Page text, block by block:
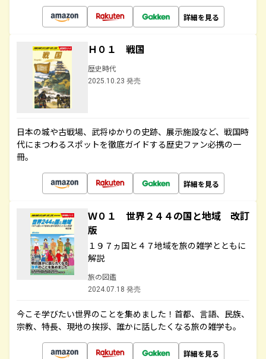
詳細を見る
Ｈ０１ 戦国
歴史時代
2025.10.23 発売
日本の城や古戦場、武将ゆかりの史跡、展示施設など、戦国時
代にまつわるスポットを徹底ガイドする歴史ファン必携の一
冊。
詳細を見る
Ｗ０１ 世界２４４の国と地域 改訂
版
１９７ヵ国と４７地域を旅の雑学とともに
解説
旅の図鑑
2024.07.18 発売
今こそ学びたい世界のことを集めました！首都、言語、民族、
宗教、特長、現地の挨拶、誰かに話したくなる旅の雑学も。
詳細を見る